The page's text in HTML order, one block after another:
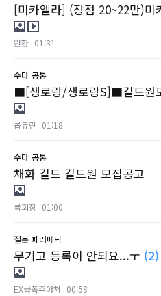
[미카엘라] (장점 20~22만)미
원환 01:31
수다 공통
■[생로랑/생로랑S]■길드원
콥듀란 01:18
수다 공통
채화 길드 길드원 모집공고
룩회장 01:00
질문 패러메딕
무기고 등록이 안되요...ㅜ (2)
EX급폭주아처 00:58